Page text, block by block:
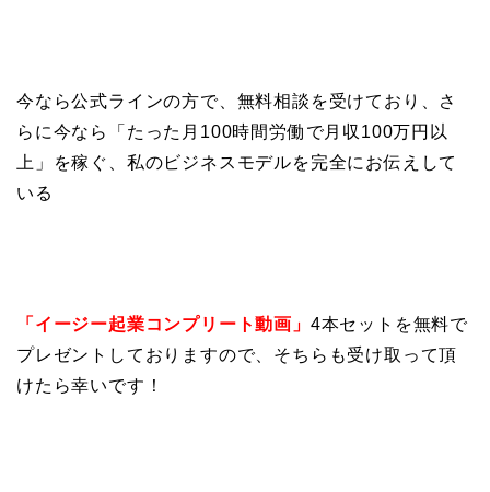
今なら公式ラインの方で、無料相談を受けており、さ
らに今なら「たった月100時間労働で月収100万円以
上」を稼ぐ、私のビジネスモデルを完全にお伝えして
いる
「イージー起業コンプリート動画」 4本セットを無料で
プレゼントしておりますので、そちらも受け取って頂
けたら幸いです！